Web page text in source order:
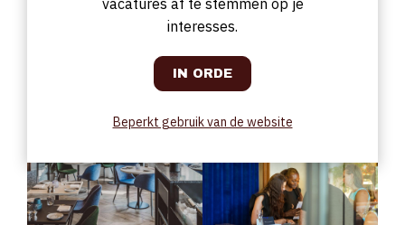
interesses.
Beperkt gebruik van de website